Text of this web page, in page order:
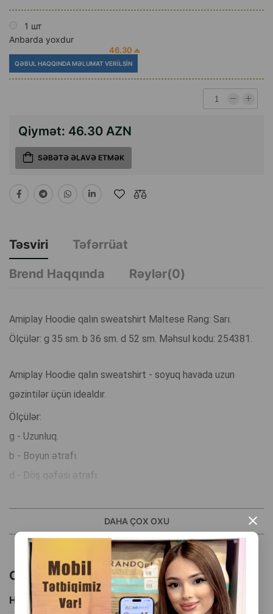
×
1 шт
Anbarda yoxdur
46.30 ₼
QƏBUL HAQQINDA MƏLUMAT VERILSIN
Qiymət: 46.30 AZN
SƏBƏTƏ ƏLAVƏ ETMƏK
Təsviri
Təfərrüat
Brend Haqqında
Rəylər(0)
Amiplay Hoodie qalın sweatshirt Maltese Rəng: Sarı.
Ölçülər: g 35 sm. b 36 sm. d 52 sm. Məhsul kodu: 254381.
Amiplay Hoodie qalın sweatshirt - soyuq havada uzun
gəzintilər üçün idealdır.
Ölçülər:
g - Uzunluq.
b - Boyun ətrafı.
d - Döş qəfəsi ətrafı.
Zərif kəsilmiş, dördayaqlı dostunun bədənini örtür və
istilədir.
Rahat və konfortlu, soyuq hava üçün idealdır.
Amiplay gödəkçəsini geyinmək və çıxarmaq vaxt və səy
DAHA ÇOX OXU
Oxşar məhsullar
Hamısını Gör